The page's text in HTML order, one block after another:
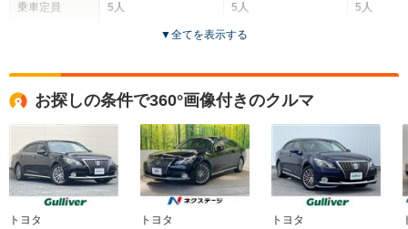
乗車定員
サイズ
(全長x全幅x全高)
5人
1.47m～1.49m
全幅
1.83m
全長
5m～5.02m
5人
4ドア
1.49m～1.51m
全幅
1.85m
全長
5m～5.12m
5人
▼全てを表示する
お探しの条件で360°画像付きのクルマ
トヨタ トヨタ トヨタ